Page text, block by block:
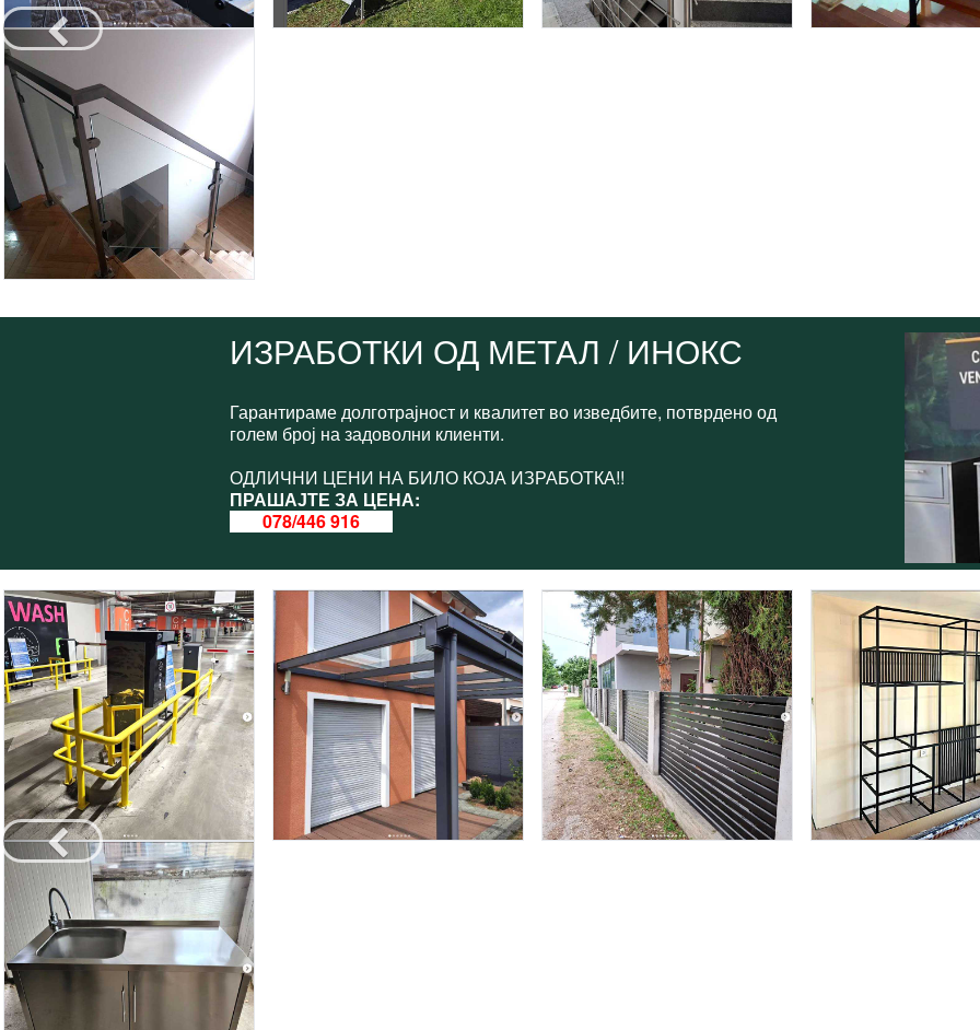
Претходно
ИЗРАБОТКИ ОД МЕТАЛ / ИНОКС
Гарантираме долготрајност и квалитет во изведбите, потврдено од
голем број на задоволни клиенти.
ОДЛИЧНИ ЦЕНИ НА БИЛО КОЈА ИЗРАБОТКА!!
ПРАШАЈТЕ ЗА ЦЕНА:
078/446 916
Претходно